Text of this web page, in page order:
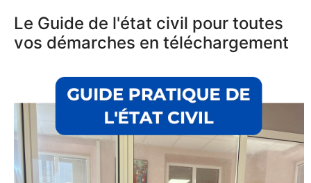
Le Guide de l'état civil pour toutes
vos démarches en téléchargement